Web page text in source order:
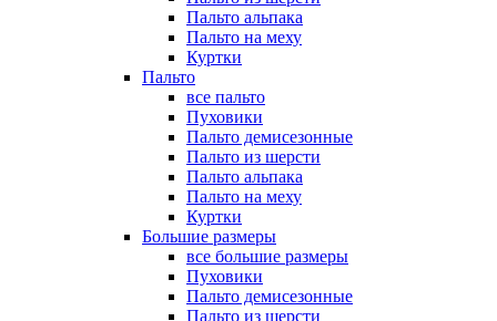
Пальто альпака
Пальто на меху
Куртки
Пальто
все пальто
Пуховики
Пальто демисезонные
Пальто из шерсти
Пальто альпака
Пальто на меху
Куртки
Большие размеры
все большие размеры
Пуховики
Пальто демисезонные
Пальто из шерсти